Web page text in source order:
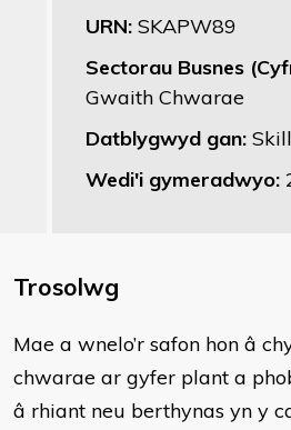
URN: SKAPW89
Sectorau Busnes
Gwaith Chwarae
Datblygwyd gan:
Wedi'i gymeradwyo:
Trosolwg
​Mae a wnelo’r safon hon â
chwarae ar gyfer plant a
â rhiant neu berthynas yn y